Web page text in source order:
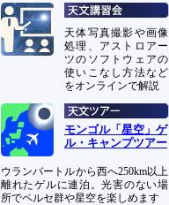
天体写真撮影や画像
処理、アストロアー
ツのソフトウェアの
使いこなし方法など
をオンラインで解説
モンゴル「星空」ゲ
ル・キャンプツアー
ウランバートルから西へ250km以上
離れたゲルに連泊。光害のない場
所でペルセ群や星空を楽しめます